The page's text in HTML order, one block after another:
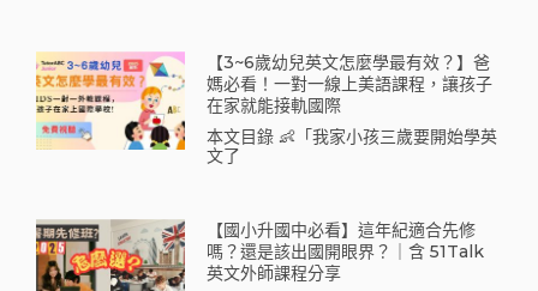
【3~6歲幼兒英文怎麼學最有效？】爸
媽必看！一對一線上美語課程，讓孩子
在家就能接軌國際
本文目錄 👶「我家小孩三歲要開始學英
文了
【國小升國中必看】這年紀適合先修
嗎？還是該出國開眼界？｜含 51Talk
英文外師課程分享